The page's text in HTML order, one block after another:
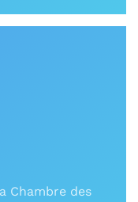
Chambre des